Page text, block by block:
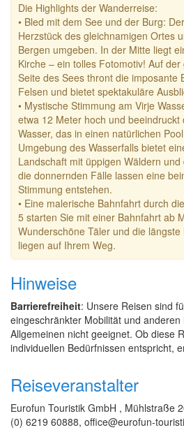
Die Highlights der Wanderreise:
• Bled mit dem See und der Burg:
Herzstück des gleichnamigen Ortes
Bergen umgeben. In der Mitte liegt
Kirche – ein tolles Fotomotiv! Auf
Seite des Sees thront die imposante
Felsen und bietet spektakuläre
• Mystische Stimmung am Virje
etwa 12 Meter hoch und
Wasser, das in einen natürlichen
Umgebung des Wasserfalls bietet
Landschaft mit üppigen Wäldern
die donnernden Fälle lassen eine
Stimmung entstehen.
• Eine malerische Bahnfahrt durch
5 starten Sie mit einer Bahnfahrt ab
Wunderschöne Täler und die
liegen auf Ihrem Weg.
Hinweise
Barrierefreiheit: Unsere Reisen sind
eingeschränkter Mobilität und
Allgemeinen nicht geeignet. Ob diese
individuellen Bedürfnissen entspricht,
Reiseveranstalter
Eurofun Touristik GmbH , Mühlstraße
(0) 6219 60888, office@eurofun-